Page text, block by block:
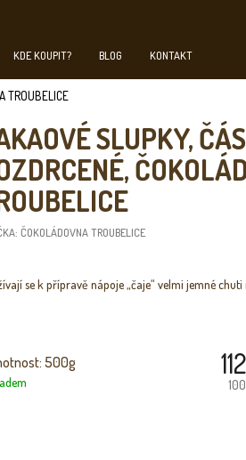
KDE KOUPIT? BLOG KONTAKT
TROUBELICE
SLUPKY,
ČOKOLÁDOVNA TROUBELICE
500g
se k přípravě nápoje „čaje“ velmi jemné